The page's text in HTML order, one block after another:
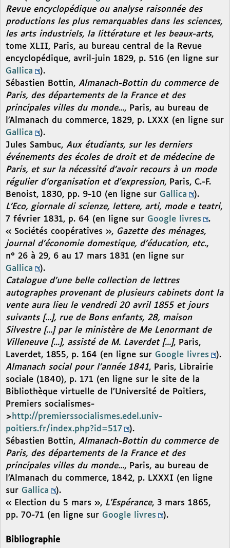
Revue encyclopédique ou analyse raisonnée des
productions les plus remarquables dans les sciences,
les arts industriels, la littérature et les beaux-arts,
tome XLII, Paris, au bureau central de la Revue
encyclopédique, avril-juin 1829, p. 516 (en ligne sur
Gallica
).
Sébastien Bottin, Almanach-Bottin du commerce de
Paris, des départements de la France et des
principales villes du monde..., Paris, au bureau de
l’Almanach du commerce, 1829, p. LXXX (en ligne sur
Gallica
).
Jules Sambuc, Aux étudiants, sur les derniers
événements des écoles de droit et de médecine de
Paris, et sur la nécessité d’avoir recours à un mode
régulier d’organisation et d’expression, Paris, C.-F.
Benoist, 1830, pp. 9-10 (en ligne sur Gallica
).
L’Eco, giornale di scienze, lettere, arti, mode e teatri,
7 février 1831, p. 64 (en ligne sur Google livres
.
« Sociétés coopératives », Gazette des ménages,
journal d’économie domestique, d’éducation, etc.,
n° 26 à 29, 6 au 17 mars 1831 (en ligne sur
Gallica
).
Catalogue d’une belle collection de lettres
autographes provenant de plusieurs cabinets dont la
vente aura lieu le vendredi 20 avril 1855 et jours
suivants [...], rue de Bons enfants, 28, maison
Silvestre [...] par le ministère de Me Lenormant de
Villeneuve [...], assisté de M. Laverdet [...], Paris,
Laverdet, 1855, p. 164 (en ligne sur Google livres
).
Almanach social pour l’année 1841, Paris, Librairie
sociale (1840), p. 171 (en ligne sur le site de la
Bibliothèque virtuelle de l’Université de Poitiers,
Premiers socialismes-
> http://premierssocialismes.edel.univ-
poitiers.fr/index.php?id=517
).
Sébastien Bottin, Almanach-Bottin du commerce de
Paris, des départements de la France et des
principales villes du monde..., Paris, au bureau de
l’Almanach du commerce, 1842, p. LXXXI (en ligne
sur Gallica
).
« Election du 5 mars », L’Espérance, 3 mars 1865,
pp. 70-71 (en ligne sur Google livres ).
Bibliographie